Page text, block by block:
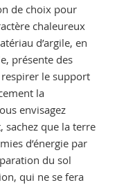
de choix pour
chaleureux
d’argile, en
présente des
respirer le support
la
envisagez
sachez que la terre
d’énergie par
du sol
qui ne se fera